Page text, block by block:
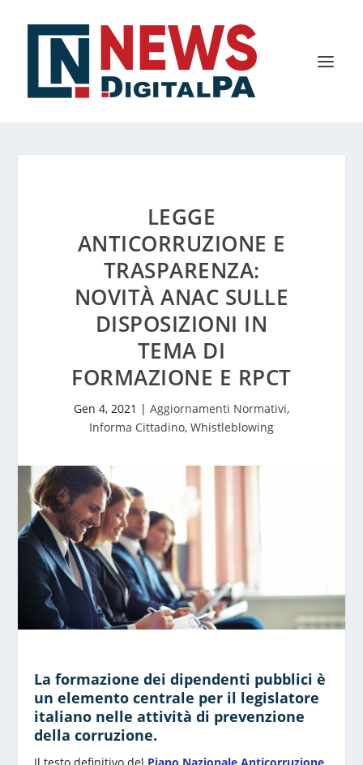
LEGGE
ANTICORRUZIONE E
TRASPARENZA:
NOVITÀ ANAC SULLE
DISPOSIZIONI IN
TEMA DI
FORMAZIONE E RPCT
Gen 4, 2021 | Aggiornamenti Normativi,
Informa Cittadino, Whistleblowing
La formazione dei dipendenti pubblici è
un elemento centrale per il legislatore
italiano nelle attività di prevenzione
della corruzione.